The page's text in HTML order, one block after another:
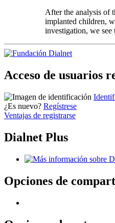
After the analysis of
implanted children,
investigation, we
Acceso de usuarios
¿Es nuevo? Regístrese
Ventajas de registrarse
Dialnet Plus
Opciones de